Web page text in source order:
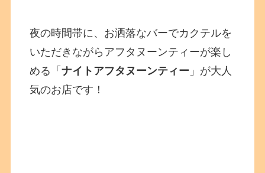
夜の時間帯に、お洒落なバーでカクテルを
いただきながらアフタヌーンティーが楽し
める「ナイトアフタヌーンティー 」が大人
気のお店です！